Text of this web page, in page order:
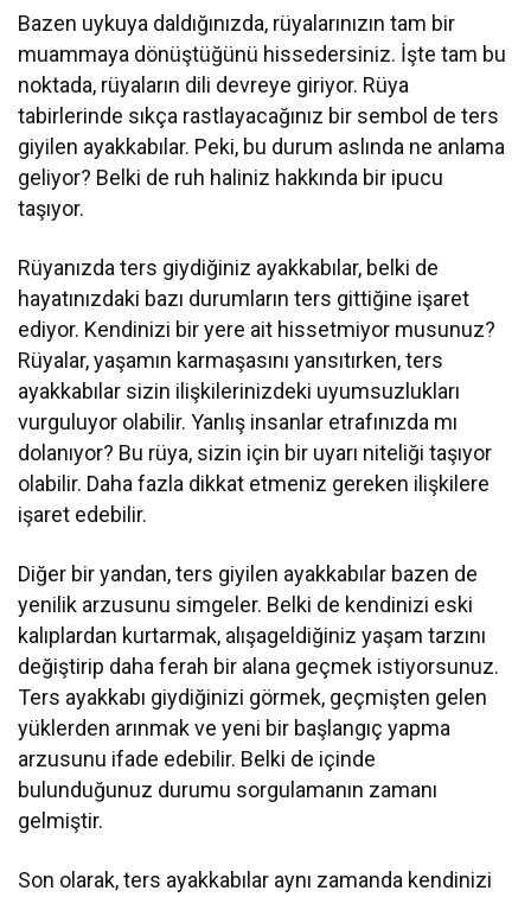
Bazen uykuya daldığınızda, rüyalarınızın tam bir
muammaya dönüştüğünü hissedersiniz. İşte tam bu
noktada, rüyaların dili devreye giriyor. Rüya
tabirlerinde sıkça rastlayacağınız bir sembol de ters
giyilen ayakkabılar. Peki, bu durum aslında ne anlama
geliyor? Belki de ruh haliniz hakkında bir ipucu
taşıyor.
Rüyanızda ters giydiğiniz ayakkabılar, belki de
hayatınızdaki bazı durumların ters gittiğine işaret
ediyor. Kendinizi bir yere ait hissetmiyor musunuz?
Rüyalar, yaşamın karmaşasını yansıtırken, ters
ayakkabılar sizin ilişkilerinizdeki uyumsuzlukları
vurguluyor olabilir. Yanlış insanlar etrafınızda mı
dolanıyor? Bu rüya, sizin için bir uyarı niteliği taşıyor
olabilir. Daha fazla dikkat etmeniz gereken ilişkilere
işaret edebilir.
Diğer bir yandan, ters giyilen ayakkabılar bazen de
yenilik arzusunu simgeler. Belki de kendinizi eski
kalıplardan kurtarmak, alışageldiğiniz yaşam tarzını
değiştirip daha ferah bir alana geçmek istiyorsunuz.
Ters ayakkabı giydiğinizi görmek, geçmişten gelen
yüklerden arınmak ve yeni bir başlangıç yapma
arzusunu ifade edebilir. Belki de içinde
bulunduğunuz durumu sorgulamanın zamanı
gelmiştir.
Son olarak, ters ayakkabılar aynı zamanda kendinizi